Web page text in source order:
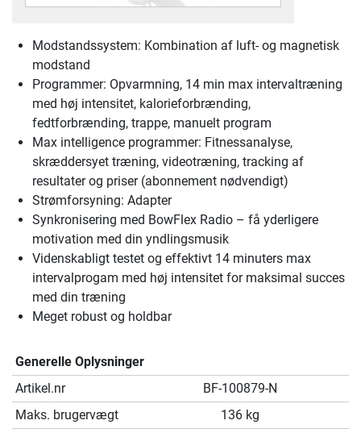
Modstandssystem: Kombination af luft- og magnetisk
modstand
Programmer: Opvarmning, 14 min max intervaltræning
med høj intensitet, kalorieforbrænding,
fedtforbrænding, trappe, manuelt program
Max intelligence programmer: Fitnessanalyse,
skræddersyet træning, videotræning, tracking af
resultater og priser (abonnement nødvendigt)
Strømforsyning: Adapter
Synkronisering med BowFlex Radio – få yderligere
motivation med din yndlingsmusik
Videnskabligt testet og effektivt 14 minuters max
intervalprogam med høj intensitet for maksimal succes
med din træning
Meget robust og holdbar
Generelle Oplysninger
Artikel.nr
BF-100879-N
Maks. brugervægt
136 kg